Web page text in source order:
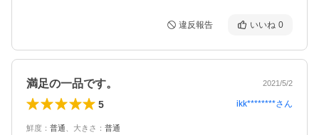
違反報告 いいね 0
満足の一品です。 2021/5/2
5 ikk********さん
鮮度 ： 普通 大きさ ： 普通